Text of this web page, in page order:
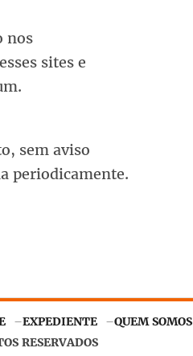
nos
sites e
sem aviso
periodicamente.
EXPEDIENTE QUEM SOMOS
RESERVADOS
continuar navegando, você